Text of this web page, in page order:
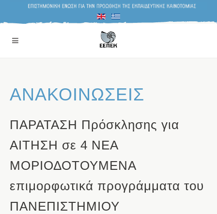
ΑΝΑΚΟΙΝΩΣΕΙΣ
ΠΑΡΑΤΑΣΗ Πρόσκλησης για
ΑΙΤΗΣΗ σε 4 ΝΕΑ
ΜΟΡΙΟΔΟΤΟΥΜΕΝΑ
επιμορφωτικά προγράμματα του
ΠΑΝΕΠΙΣΤΗΜΙΟΥ